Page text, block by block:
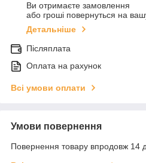
Ви отримаєте замовлення
або гроші повернуться на
Детальніше
Післяплата
Оплата на рахунок
Всі умови оплати
Умови повернення
Повернення товару впродовж 14